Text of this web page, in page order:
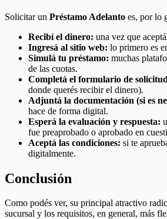
Solicitar un Préstamo Adelanto es, por lo
Recibí el dinero: una vez que
Ingresá al sitio web: lo primero es
Simulá tu préstamo: muchas
de las cuotas.
Completá el formulario de
donde querés recibir el dinero).
Adjuntá la documentación (si es
hace de forma digital.
Esperá la evaluación y respuesta:
fue preaprobado o aprobado en
Aceptá las condiciones: si te
digitalmente.
Conclusión
Como podés ver, su principal atractivo
sucursal y los requisitos, en general, más